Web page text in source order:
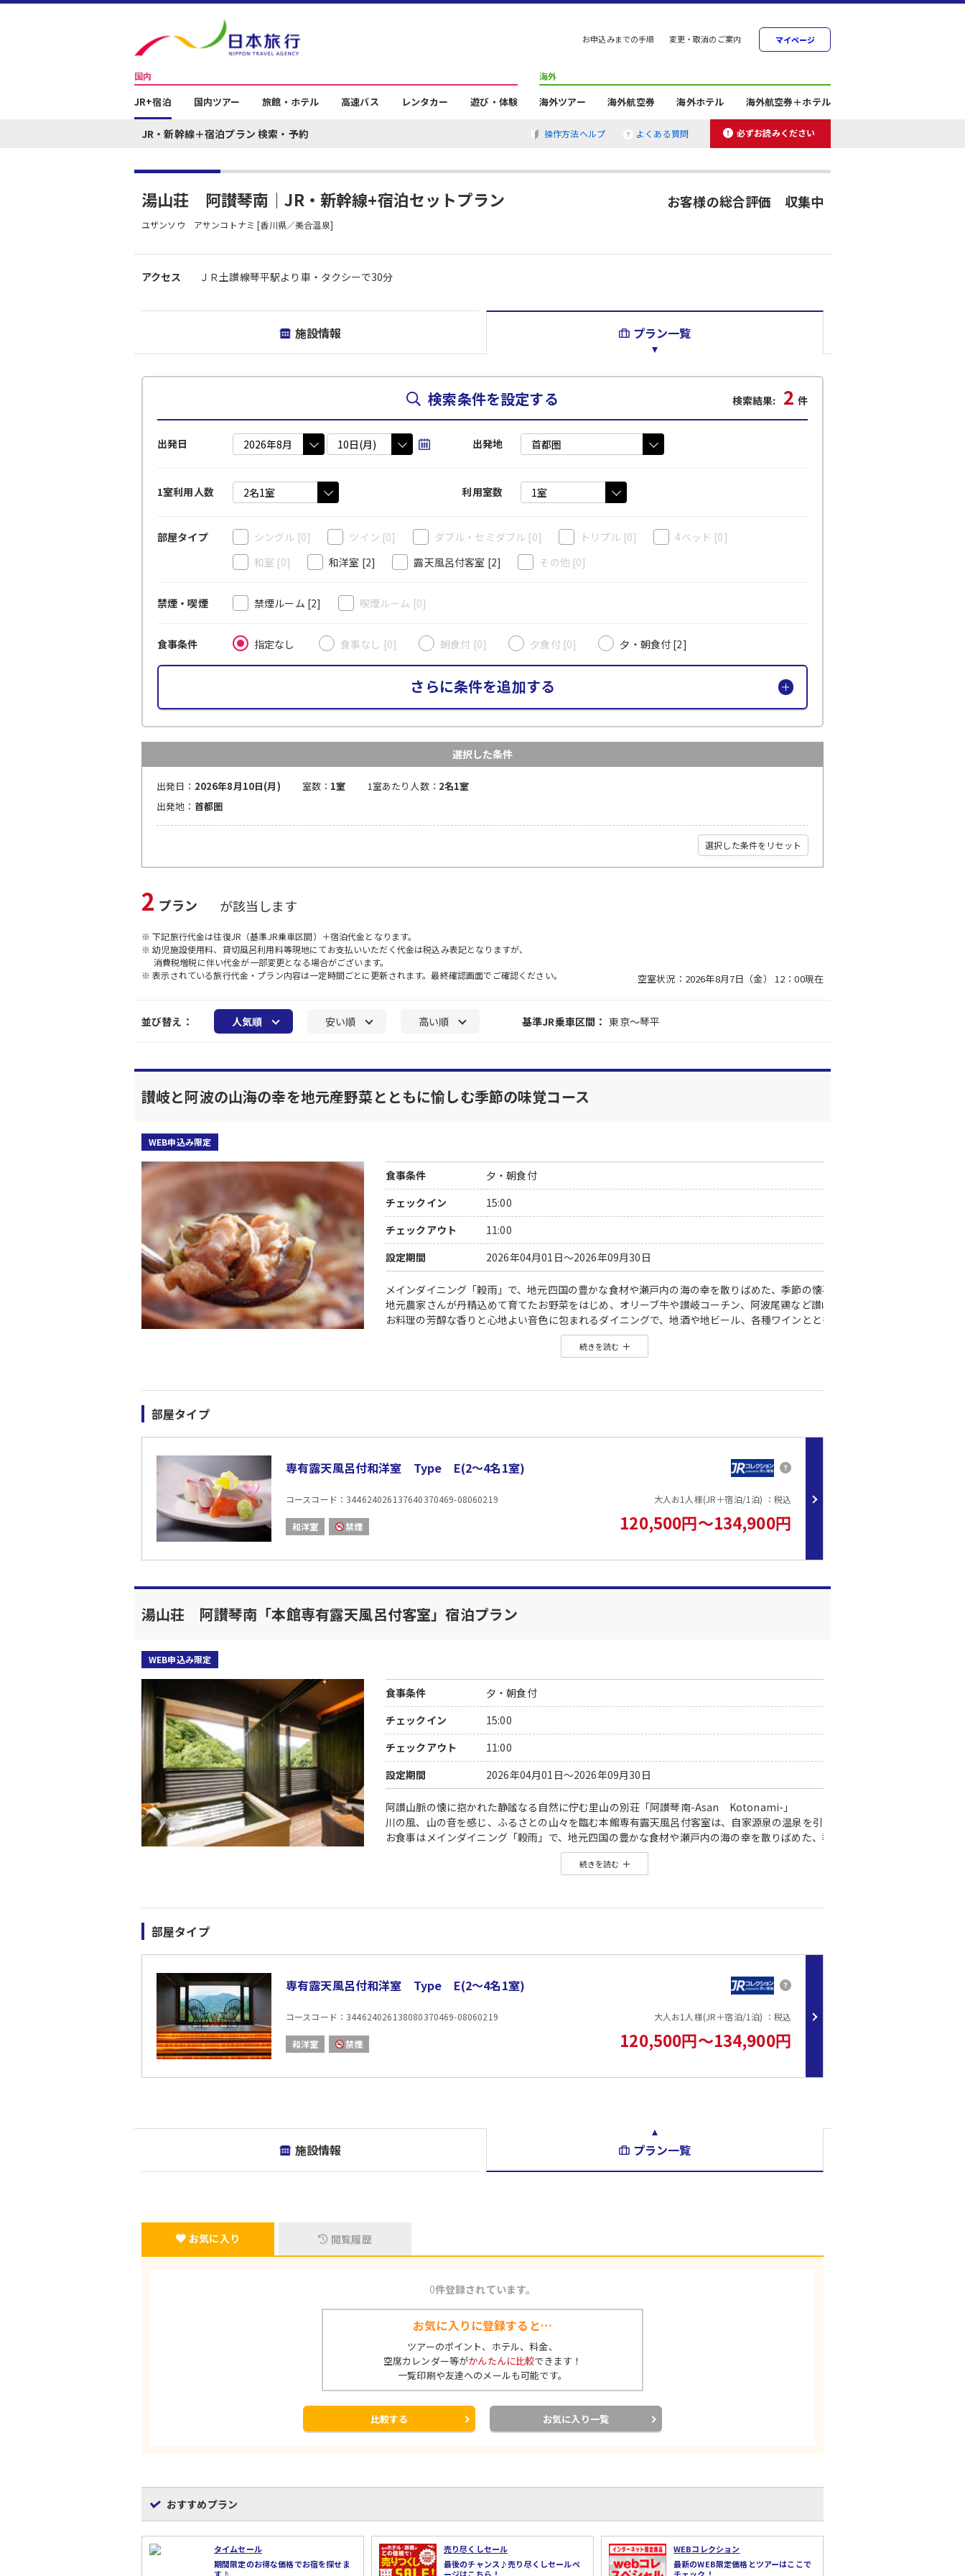
お申込みまでの手順 変更・取消のご案内 マイページ
国内
JR+宿泊 国内ツアー 旅館・ホテル 高速バス レンタカー 遊び・体験
海外
海外ツアー 海外航空券 海外ホテル 海外航空券＋ホテル
JR・新幹線＋宿泊プラン 検索・予約 操作方法ヘルプ よくある質問 必ずお読みください
湯山荘 阿讃琴南｜JR・新幹線+宿泊セットプラン
ユザンソウ アサンコトナミ [香川県／美合温泉]
お客様の総合評価 収集中
アクセス ＪＲ土讃線琴平駅より車・タクシーで30分
施設情報 プラン一覧
検索条件を設定する 検索結果: 2 件
出発日 出発地
1室利用人数 利用室数
部屋タイプ シングル [0] ツイン [0] ダブル・セミダブル [0] トリプル [0] 4ベッド [0]
和室 [0] 和洋室 [2] 露天風呂付客室 [2] その他[0]
禁煙・喫煙 禁煙ルーム [2] 喫煙ルーム [0]
食事条件 指定なし 食事なし [0] 朝食付 [0] 夕食付 [0] 夕・朝食付 [2]
さらに条件を追加する
選択した条件
出発日： 2026年8月10日(月) 室数： 1室 1室あたり人数： 2名1室
出発地： 首都圏
選択した条件をリセット
2 プラン が該当します
※ 下記旅行代金は往復JR（基準JR乗車区間）＋宿泊代金となります。
※ 幼児施設使用料、貸切風呂利用料等現地にてお支払いいただく代金は税込み表記となりますが、
消費税増税に伴い代金が一部変更となる場合がございます。
※ 表示されている旅行代金・プラン内容は一定時間ごとに更新されます。最終確認画面でご確認ください。
空室状況：2026年8月7日（金） 12：00現在
並び替え： 人気順 安い順 高い順 基準JR乗車区間： 東京～琴平
讃岐と阿波の山海の幸を地元産野菜とともに愉しむ季節の味覚コース
WEB申込み限定
食事条件
夕・朝食付
チェックイン
15:00
チェックアウト
11:00
設定期間
2026年04月01日～2026年09月30日
メインダイニング「穀雨」で、地元四国の豊かな食材や瀬戸内の海の幸を散りばめた、季節の懐石をご用意。
地元農家さんが丹精込めて育てたお野菜をはじめ、オリーブ牛や讃岐コーチン、阿波尾鶏など讃岐・阿波の食材を中心に、
お料理の芳醇な香りと心地よい音色に包まれるダイニングで、地酒や地ビール、各種ワインとともにお愉しみくださいませ。
【ヒュッテご宿泊特典】
ご希望の場合は、タイプ・時間をお教えください
続きを読む
部屋タイプ
専有露天風呂付和洋室 Type E(2〜4名1室)
コースコード：344624026137640370469-08060219
和洋室 禁煙
大人お1人様(JR＋宿泊/1泊) ：税込
120,500円～134,900円
湯山荘 阿讃琴南「本館専有露天風呂付客室」宿泊プラン
WEB申込み限定
食事条件
夕・朝食付
チェックイン
15:00
チェックアウト
11:00
設定期間
2026年04月01日～2026年09月30日
阿讃山脈の懐に抱かれた静謐なる自然に佇む里山の別荘「阿讃琴南-Asan Kotonami-」
川の風、山の音を感じ、ふるさとの山々を臨む本館専有露天風呂付客室は、自家源泉の温泉を引いた露天風呂を備え、静か
お食事はメインダイニング「穀雨」で、地元四国の豊かな食材や瀬戸内の海の幸を散りばめた、季節の懐石をご用意。
そして、自家源泉の温泉を湛えた河畔風呂「せせらぎ」では滝の音や野鳥のさえずりがゆっくりと時を刻み、心身を開放する
四季彩る稜線を見上げ野山の風が和む里山で、暮らすように泊まる
【夏のお品書き】 2026/6/1〜2026/8/31
夏野菜の水晶ゼリー
愛媛産真鯛・淡路鱧・香川産真蛸
鰹の竜田揚げ 特製レモンのタルタルソース
本日のデザート
続きを読む
部屋タイプ
専有露天風呂付和洋室 Type E(2〜4名1室)
コースコード：344624026138080370469-08060219
和洋室 禁煙
大人お1人様(JR＋宿泊/1泊) ：税込
120,500円～134,900円
施設情報 プラン一覧
お気に入り 閲覧履歴
0件登録されています。
お気に入りに登録すると…
ツアーのポイント、ホテル、料金、
空席カレンダー等がかんたんに比較できます！
一覧印刷や友達へのメールも可能です。
比較する お気に入り一覧
おすすめプラン
タイムセール
期間限定のお得な価格でお宿を探せま
売り尽くしセール
最後のチャンス♪売り尽くしセールペ
WEBコレクション
最新のWEB限定価格とツアーはここで